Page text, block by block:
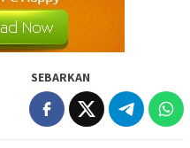
SEBARKAN